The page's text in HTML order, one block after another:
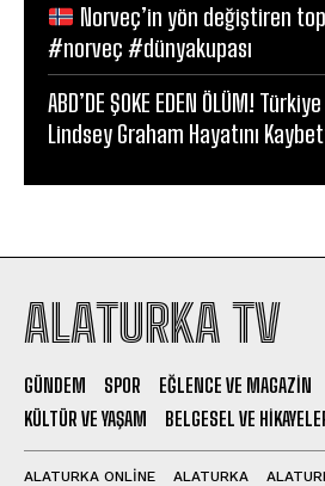
Norveç’in yön değiştiren
#norveç #dünyakupası
ABD’DE ŞOKE EDEN ÖLÜM!
Lindsey Graham Hayatını
ALATURKA TV
GÜNDEM SPOR EĞLENCE VE MAGAZIN
KÜLTÜR VE YAŞAM
BELGESEL VE
ALATURKA ONLINE ALATURKA